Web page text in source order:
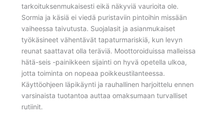
tarkoituksenmukaisesti eikä näkyviä vaurioita ole.
Sormia ja käsiä ei viedä puristaviin pintoihin missään
vaiheessa taivutusta. Suojalasit ja asianmukaiset
työkäsineet vähentävät tapaturmariskiä, kun levyn
reunat saattavat olla teräviä. Moottoroiduissa malleissa
hätä-seis -painikkeen sijainti on hyvä opetella ulkoa,
jotta toiminta on nopeaa poikkeustilanteessa.
Käyttöohjeen läpikäynti ja rauhallinen harjoittelu ennen
varsinaista tuotantoa auttaa omaksumaan turvalliset
rutiinit.